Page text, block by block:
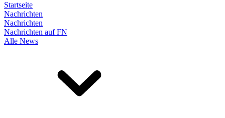
Startseite
Nachrichten
Nachrichten
Nachrichten auf FN
Alle News